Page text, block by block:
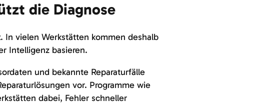
die Diagnose
vielen Werkstätten kommen deshalb
Intelligenz basieren.
und bekannte Reparaturfälle
vor. Programme wie
dabei, Fehler schneller